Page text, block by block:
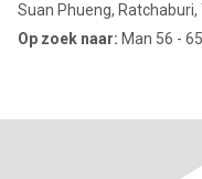
Suan Phueng, Ratchaburi,
Op zoek naar: Man 56 - 65